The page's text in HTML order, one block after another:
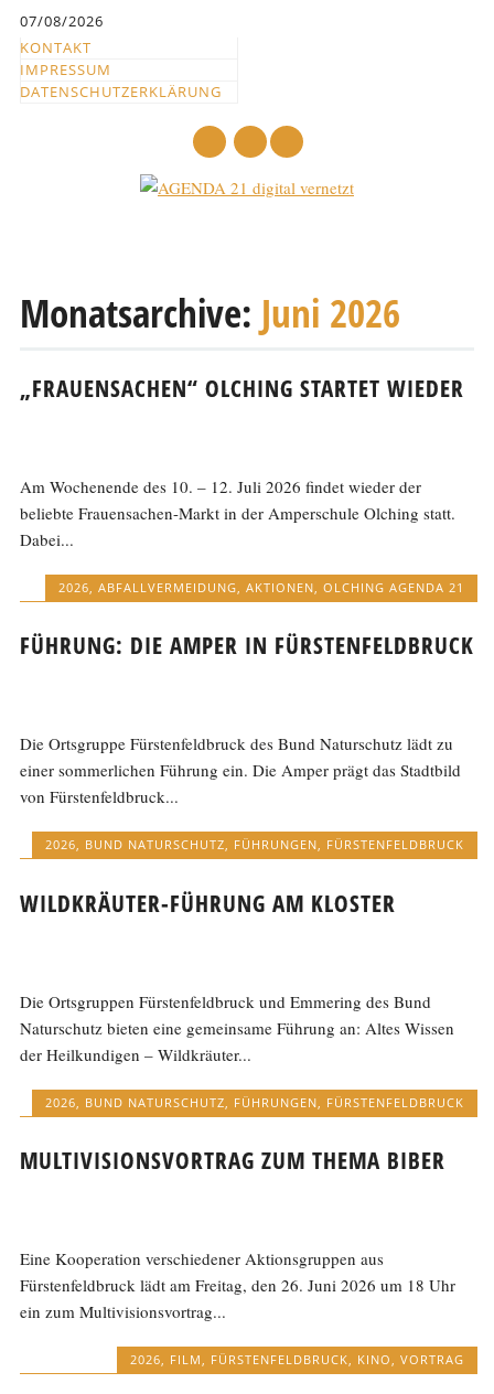
springen
07/08/2026
KONTAKT
IMPRESSUM
DATENSCHUTZERKLÄRUNG
zum
Monatsarchive: Juni 2026
„FRAUENSACHEN“ OLCHING STARTET WIEDER
Am Wochenende des 10. – 12. Juli 2026 findet wieder der
beliebte Frauensachen-Markt in der Amperschule Olching statt.
Dabei...
2026, ABFALLVERMEIDUNG, AKTIONEN, OLCHING AGENDA 21
FÜHRUNG: DIE AMPER IN FÜRSTENFELDBRUCK
Die Ortsgruppe Fürstenfeldbruck des Bund Naturschutz lädt zu
einer sommerlichen Führung ein. Die Amper prägt das Stadtbild
von Fürstenfeldbruck...
2026, BUND NATURSCHUTZ, FÜHRUNGEN, FÜRSTENFELDBRUCK
WILDKRÄUTER-FÜHRUNG AM KLOSTER
Die Ortsgruppen Fürstenfeldbruck und Emmering des Bund
Naturschutz bieten eine gemeinsame Führung an: Altes Wissen
der Heilkundigen – Wildkräuter...
2026 BUND NATURSCHUTZ FÜHRUNGEN FÜRSTENFELDBRUCK
MULTIVISIONSVORTRAG ZUM THEMA BIBER
Eine Kooperation verschiedener Aktionsgruppen aus
Fürstenfeldbruck lädt am Freitag, den 26. Juni 2026 um 18 Uhr
ein zum Multivisionsvortrag...
2026, FILM, FÜRSTENFELDBRUCK, KINO, VORTRAG